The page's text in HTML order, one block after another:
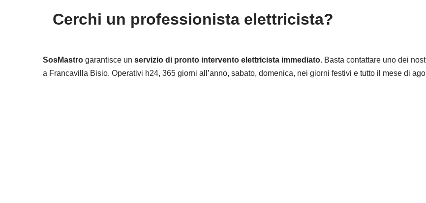
Cerchi un professionista elettricista?
SosMastro garantisce un servizio di pronto intervento elettricista immediato. Basta contattare uno dei
a Francavilla Bisio. Operativi h24, 365 giorni all’anno, sabato, domenica, nei giorni festivi e tutto il mese di